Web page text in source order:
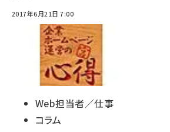
2017年6月21日 7:00
Web担当者／仕事
コラム